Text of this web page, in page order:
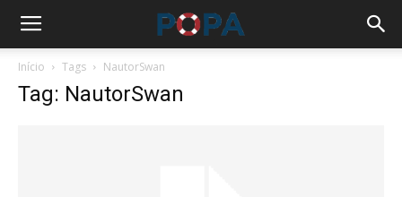
Início Tags NautorSwan
Tag: NautorSwan